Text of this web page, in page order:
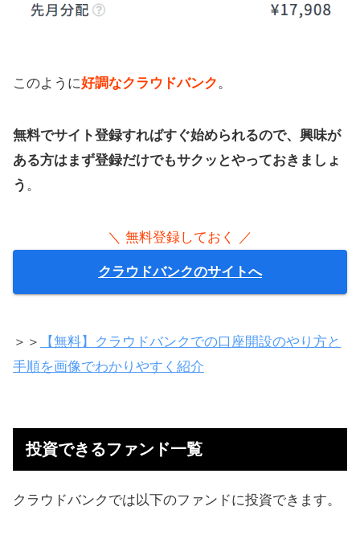
このように好調なクラウドバンク。
無料でサイト登録すればすぐ始められるので、興味が
ある方はまず登録だけでもサクッとやっておきましょ
う 。
＼ 無料登録しておく ／
クラウドバンクのサイトへ
＞＞
【無料】クラウドバンクでの口座開設のやり方と
手順を画像でわかりやすく紹介
投資できるファンド一覧
クラウドバンクでは以下のファンドに投資できます。